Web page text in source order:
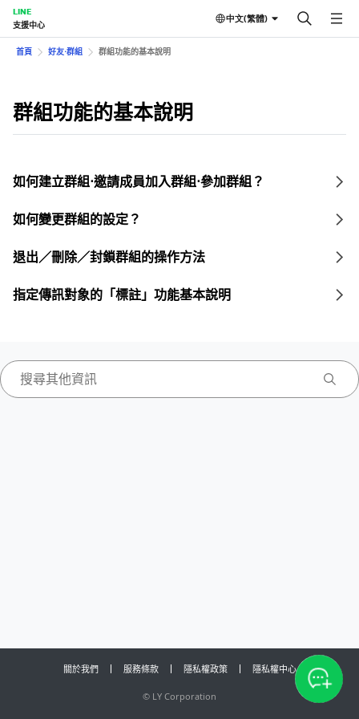
LINE
支援中心
中文(繁體)
首頁 好友⋅群組 群組功能的基本說明
群組功能的基本說明
如何建立群組⋅邀請成員加入群組⋅參加群組？
如何變更群組的設定？
退出／刪除／封鎖群組的操作方法
指定傳訊對象的「標註」功能基本說明
關於我們 服務條款 隱私權政策 隱私權中心
© LY Corporation